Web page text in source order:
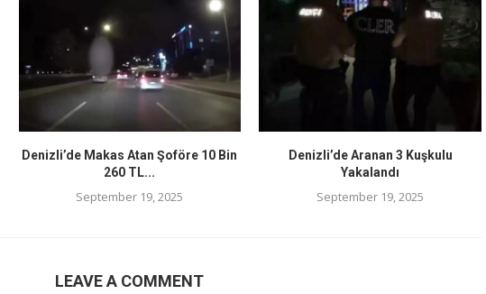
Denizli’de Makas Atan Şoföre 10 Bin
260 TL...
September 19, 2025
Denizli’de Aranan 3 Kuşkulu
Yakalandı
September 19, 2025
LEAVE A COMMENT